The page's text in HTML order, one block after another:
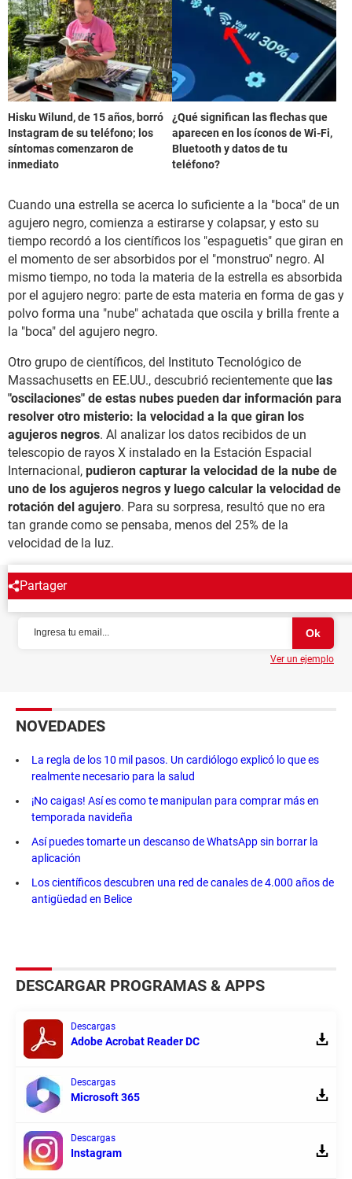
Hisku Wilund, de 15 años, borró
Instagram de su teléfono; los
síntomas comenzaron de
inmediato
¿Qué significan las flechas que
aparecen en los íconos de Wi-Fi,
Bluetooth y datos de tu
teléfono?
Cuando una estrella se acerca lo suficiente a la "boca" de un
agujero negro, comienza a estirarse y colapsar, y esto su
tiempo recordó a los científicos los "espaguetis" que giran en
el momento de ser absorbidos por el "monstruo" negro. Al
mismo tiempo, no toda la materia de la estrella es absorbida
por el agujero negro: parte de esta materia en forma de gas y
polvo forma una "nube" achatada que oscila y brilla frente a
la "boca" del agujero negro.
Otro grupo de científicos, del Instituto Tecnológico de
Massachusetts en EE.UU., descubrió recientemente que las
"oscilaciones" de estas nubes pueden dar información para
resolver otro misterio: la velocidad a la que giran los
agujeros negros. Al analizar los datos recibidos de un
telescopio de rayos X instalado en la Estación Espacial
Internacional, pudieron capturar la velocidad de la nube de
uno de los agujeros negros y luego calcular la velocidad de
rotación del agujero. Para su sorpresa, resultó que no era
tan grande como se pensaba, menos del 25% de la
velocidad de la luz.
Partager
NEWSLETTER
Ver un ejemplo
NOVEDADES
La regla de los 10 mil pasos. Un cardiólogo explicó lo que es
realmente necesario para la salud
¡No caigas! Así es como te manipulan para comprar más en
temporada navideña
Así puedes tomarte un descanso de WhatsApp sin borrar la
aplicación
Los científicos descubren una red de canales de 4.000 años de
antigüedad en Belice
DESCARGAR PROGRAMAS & APPS
Descargas
Adobe Acrobat Reader DC
Descargas
Microsoft 365
Descargas
Instagram